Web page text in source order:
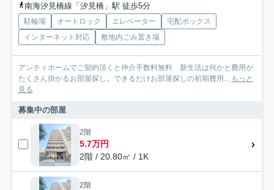
南海汐見橋線「汐見橋」駅 徒歩5分
駐輪場 オートロック エレベーター
宅配ボックス
インターネット対応
敷地内ごみ置き場
アンティホームでご契約頂くと仲介手数料無料 新生活は何かと費用が
たくさん掛かるお部屋探し。できるだけお部屋探しの初期費用... もっと
見る
募集中の部屋
2階
5.7万円
2階 / 20.80㎡ / 1K
2階